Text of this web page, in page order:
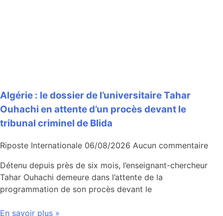
Algérie : le dossier de l’universitaire Tahar
Ouhachi en attente d’un procès devant le
tribunal criminel de Blida
Riposte Internationale 06/08/2026 Aucun commentaire
Détenu depuis près de six mois, l’enseignant-chercheur
Tahar Ouhachi demeure dans l’attente de la
programmation de son procès devant le
En savoir plus »